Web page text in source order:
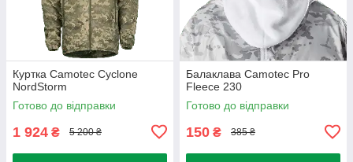
Куртка Camotec Cyclone
NordStorm
Готово до відправки
1 924 ₴ 5 200 ₴
Балаклава Camotec Pro
Fleece 230
Готово до відправки
150 ₴ 385 ₴